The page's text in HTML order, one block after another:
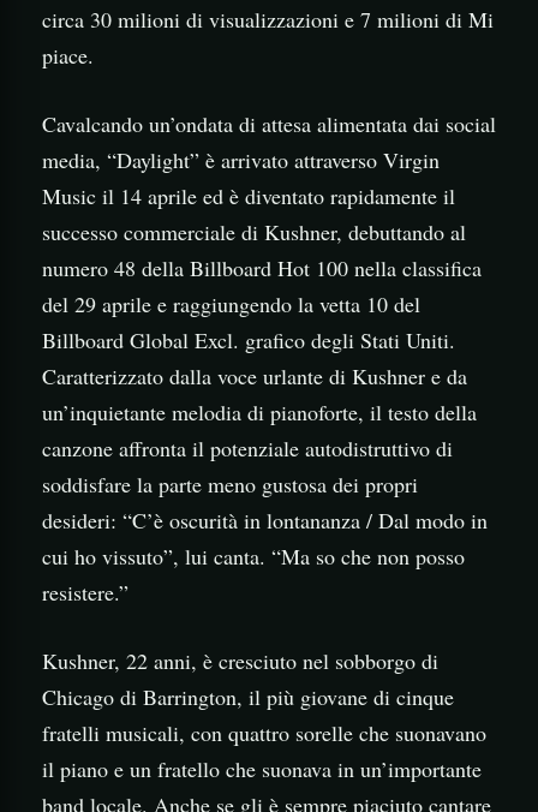
circa 30 milioni di visualizzazioni e 7 milioni di Mi
piace.
Cavalcando un’ondata di attesa alimentata dai social
media, “Daylight” è arrivato attraverso Virgin
Music il 14 aprile ed è diventato rapidamente il
successo commerciale di Kushner, debuttando al
numero 48 della Billboard Hot 100 nella classifica
del 29 aprile e raggiungendo la vetta 10 del
Billboard Global Excl. grafico degli Stati Uniti.
Caratterizzato dalla voce urlante di Kushner e da
un’inquietante melodia di pianoforte, il testo della
canzone affronta il potenziale autodistruttivo di
soddisfare la parte meno gustosa dei propri
desideri: “C’è oscurità in lontananza / Dal modo in
cui ho vissuto”, lui canta. “Ma so che non posso
resistere.”
Kushner, 22 anni, è cresciuto nel sobborgo di
Chicago di Barrington, il più giovane di cinque
fratelli musicali, con quattro sorelle che suonavano
il piano e un fratello che suonava in un’importante
band locale. Anche se gli è sempre piaciuto cantare